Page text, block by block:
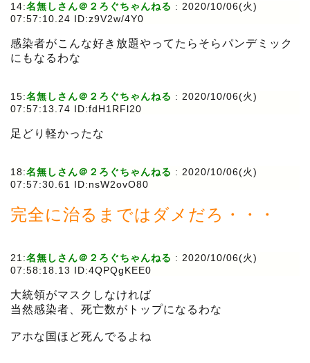
14:名無しさん＠２ろぐちゃんねる : 2020/10/06(火)
07:57:10.24 ID:z9V2w/4Y0
感染者がこんな好き放題やってたらそらパンデミック
にもなるわな
15:名無しさん＠２ろぐちゃんねる : 2020/10/06(火)
07:57:13.74 ID:fdH1RFl20
足どり軽かったな
18:名無しさん＠２ろぐちゃんねる : 2020/10/06(火)
07:57:30.61 ID:nsW2ovO80
完全に治るまではダメだろ・・・
21:名無しさん＠２ろぐちゃんねる : 2020/10/06(火)
07:58:18.13 ID:4QPQgKEE0
大統領がマスクしなければ
当然感染者、死亡数がトップになるわな
アホな国ほど死んでるよね